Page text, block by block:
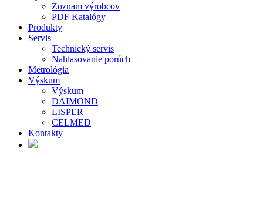
Zoznam výrobcov
PDF Katalógy
Produkty
Servis
Technický servis
Nahlasovanie porúch
Metrológia
Výskum
Výskum
DAIMOND
LISPER
CELMED
Kontakty